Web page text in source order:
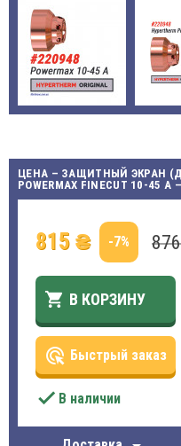
ЦЕНА – ЗАЩИТНЫЙ ЭКРАН
POWERMAX FINECUT 10-45
815 ₴ -7%
 В КОРЗИНУ
ads_click Быстрый заказ
 В наличии